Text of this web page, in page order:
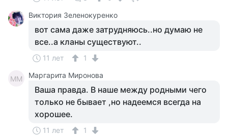
Виктория Зеленокуренко
вот сама даже затрудняюсь..но думаю не
все..а кланы существуют..
11 лет 1
ММ Маргарита Миронова
Ваша правда. В наше между родными чего
только не бывает ,но надеемся всегда на
хорошее.
11 лет
1